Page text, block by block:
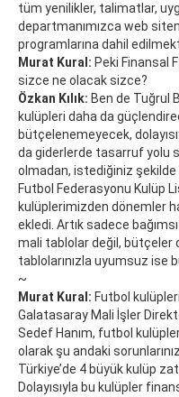
tüm yenilikler, talimatlar,
departmanımızca web
programlarına dahil
Murat Kural: Peki Finansal
sizce ne olacak sizce?
Özkan Kılık: Ben de Tuğrul
kulüpleri daha da
bütçelenemeyecek,
da giderlerde tasarruf yolu
olmadan, istediğiniz şekilde
Futbol Federasyonu Kulüp
kulüplerimizden dönemler
ekledi. Artık sadece
mali tablolar değil, bütçeler
tablolarınızla uyumsuz ise
~
Murat Kural: Futbol
Galatasaray Mali İşler
Sedef Hanım, futbol
olarak şu andaki
Türkiye’de 4 büyük kulüp
Dolayısıyla bu kulüpler